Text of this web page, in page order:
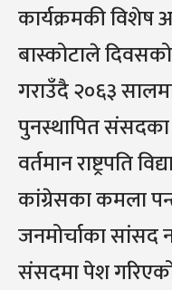
कार्यक्रमकी विशेष
बास्कोटाले
गराउँदै २०६३
पुनस्थापित
वर्तमान राष्ट्रपति
कांग्रेसका कमला
जनमोर्चाका सांसद
संसदमा पेश